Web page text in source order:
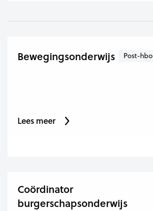
Bewegingsonderwijs Post-hbo
Lees meer
Coördinator
burgerschapsonderwijs